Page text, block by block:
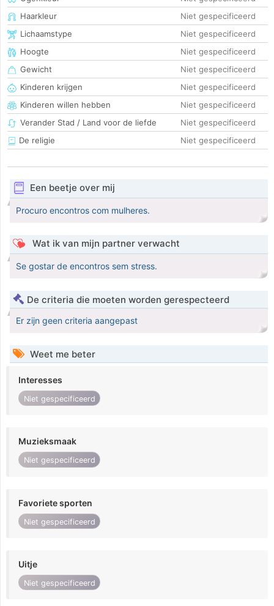
Haarkleur
Niet gespecificeerd
Lichaamstype
Niet gespecificeerd
Hoogte
Niet gespecificeerd
Gewicht
Niet gespecificeerd
Kinderen krijgen
Niet gespecificeerd
Kinderen willen hebben
Niet gespecificeerd
Verander Stad / Land voor de liefde
Niet gespecificeerd
De religie
Niet gespecificeerd
Een beetje over mij
Procuro encontros com mulheres.
Wat ik van mijn partner verwacht
Se gostar de encontros sem stress.
De criteria die moeten worden gerespecteerd
Er zijn geen criteria aangepast
Weet me beter
Interesses
Niet gespecificeerd
Muzieksmaak
Niet gespecificeerd
Favoriete sporten
Niet gespecificeerd
Uitje
Niet gespecificeerd